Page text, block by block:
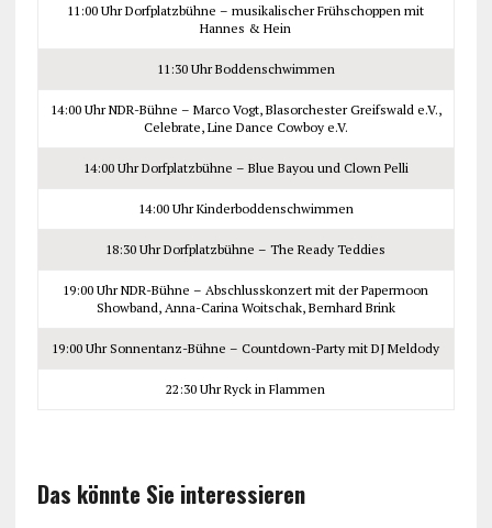
11:00 Uhr Dorfplatzbühne – musikalischer Frühschoppen mit
Hannes & Hein
11:30 Uhr Boddenschwimmen
14:00 Uhr NDR-Bühne – Marco Vogt, Blasorchester Greifswald e.V.,
Celebrate, Line Dance Cowboy e.V.
14:00 Uhr Dorfplatzbühne – Blue Bayou und Clown Pelli
14:00 Uhr Kinderboddenschwimmen
18:30 Uhr Dorfplatzbühne – The Ready Teddies
19:00 Uhr NDR-Bühne – Abschlusskonzert mit der Papermoon
Showband, Anna-Carina Woitschak, Bernhard Brink
19:00 Uhr Sonnentanz-Bühne – Countdown-Party mit DJ Meldody
22:30 Uhr Ryck in Flammen
Das könnte Sie interessieren